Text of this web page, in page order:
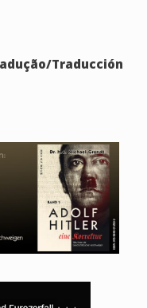
Traducción